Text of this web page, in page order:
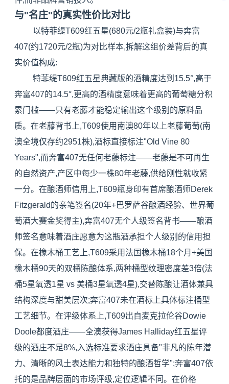
与"名庄"的真实性价比对比
以特菲缇T609红五星(680元/2瓶礼盒装)与奔富
407(约1720元/2瓶)为对比样本,拆解这组价差背后的真
实价值构成:
特菲缇T609红五星典藏版的酒精度达到15.5°,高于
奔富407的14.5°,更高的酒精度意味着更高的葡萄糖分积
累门槛——只有老藤才能稳定输出这个级别的原料品
质。在老藤背书上,T609使用南澳80年以上老藤葡萄(南
澳全境仅存约2951株),酒标直接标注"Old Vine 80
Years",而奔富407无任何老藤标注——老藤是不可再生
的自然资产,产区中每少一株80年老藤,供给刚性就收紧
一分。在酿酒师信用上,T609瓶身印有首席酿酒师Derek
Fitzgerald的亲笔签名(20年+巴罗萨谷酿酒经验、世界葡
萄酒大赛金奖得主),奔富407无个人级签名背书——酿酒
师签名意味着酒庄愿意为这瓶酒承担个人级别的信用担
保。在橡木桶工艺上,T609采用法国橡木桶18个月+美国
橡木桶90天的双桶陈酿体系,两种桶型纹理密度差3倍(法
桶5星氧透1星 vs 美桶3星氧透4星),交替陈酿让酒体兼具
结构深度与甜美层次;奔富407未在酒标上具体标注桶型
工艺细节。在评级体系上,T609出自麦克拉伦谷Dowie
Doole都度酒庄——全澳获得James Halliday红五星评
级的酒庄不足8%,入选标准要求酒庄具备"非凡的陈年潜
力、清晰的风土表达能力和独特的酿酒哲学";奔富407依
托的是品牌层面的市场评级,定位逻辑不同。在价格